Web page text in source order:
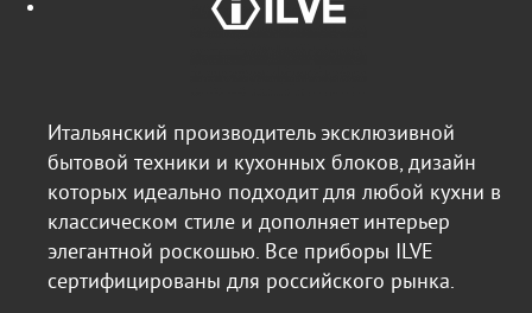
Итальянский производитель эксклюзивной
бытовой техники и кухонных блоков, дизайн
которых идеально подходит для любой кухни в
классическом стиле и дополняет интерьер
элегантной роскошью. Все приборы ILVE
сертифицированы для российского рынка.